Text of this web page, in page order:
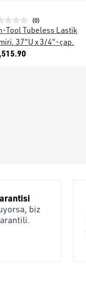
(0)
Tool Tubeless Lastik
37"U x 3/4"-çap.
biz